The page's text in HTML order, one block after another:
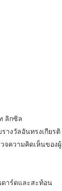
ลิกซิล
างวัลอันทรงเกียรติ
จความคิดเห็นของผู้
ดาร์ดและสะท้อน